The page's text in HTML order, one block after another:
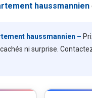
haussmannien
haussmannien –
ni surprise.